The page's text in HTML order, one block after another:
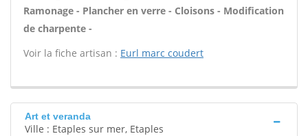
Ramonage - Plancher en verre - Cloisons - Modification
de charpente -
Voir la fiche artisan : Eurl marc coudert
Art et veranda
Ville : Etaples sur mer, Etaples